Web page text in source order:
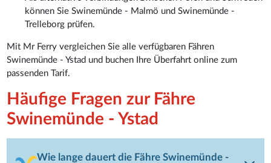
können Sie Swinemünde - Malmö und Swinemünde -
Trelleborg prüfen.
Mit Mr Ferry vergleichen Sie alle verfügbaren Fähren
Swinemünde - Ystad und buchen Ihre Überfahrt online zum
passenden Tarif.
Häufige Fragen zur Fähre
Swinemünde - Ystad
Wie lange dauert die Fähre Swinemünde -